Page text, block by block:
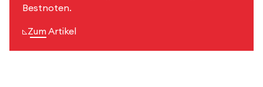
Bestnoten.
Zum Artikel